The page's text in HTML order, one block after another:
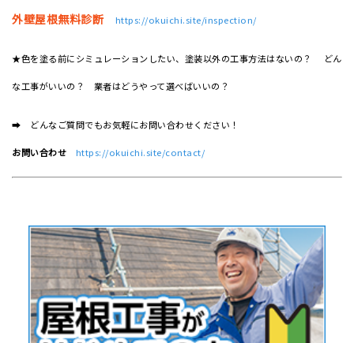
外壁屋根無料診断 https://okuichi.site/inspection/
★色を塗る前にシミュレーションしたい、塗装以外の工事方法はないの？ どん
な工事がいいの？ 業者はどうやって選べばいいの？
➡ どんなご質問でもお気軽にお問い合わせください！
お問い合わせ https://okuichi.site/contact/